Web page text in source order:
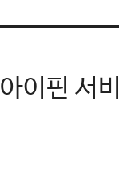
아이핀 서